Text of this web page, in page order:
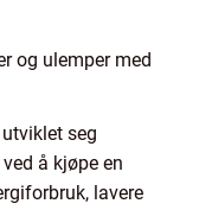
og ulemper med
seg
å kjøpe en
lavere